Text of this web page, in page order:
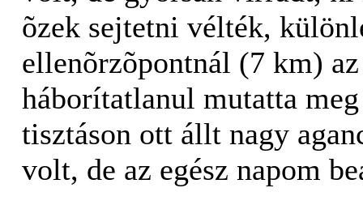
õzek sejtetni vélték,
ellenõrzõpontnál (7 km)
háborítatlanul mutatta
tisztáson ott állt nagy
volt, de az egész napom